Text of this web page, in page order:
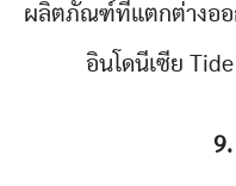
ผลิตภัณฑ์ที่แตกต่างออ
อินโดนีเซีย